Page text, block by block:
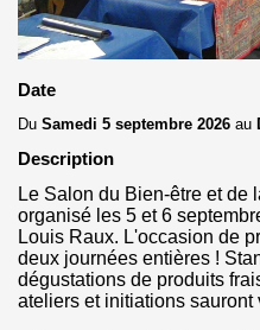
Date
Du Samedi 5 septembre 2026 au
Description
Le Salon du Bien-être et de
organisé les 5 et 6
Louis Raux. L'occasion de
deux journées entières !
dégustations de produits
ateliers et initiations sauront